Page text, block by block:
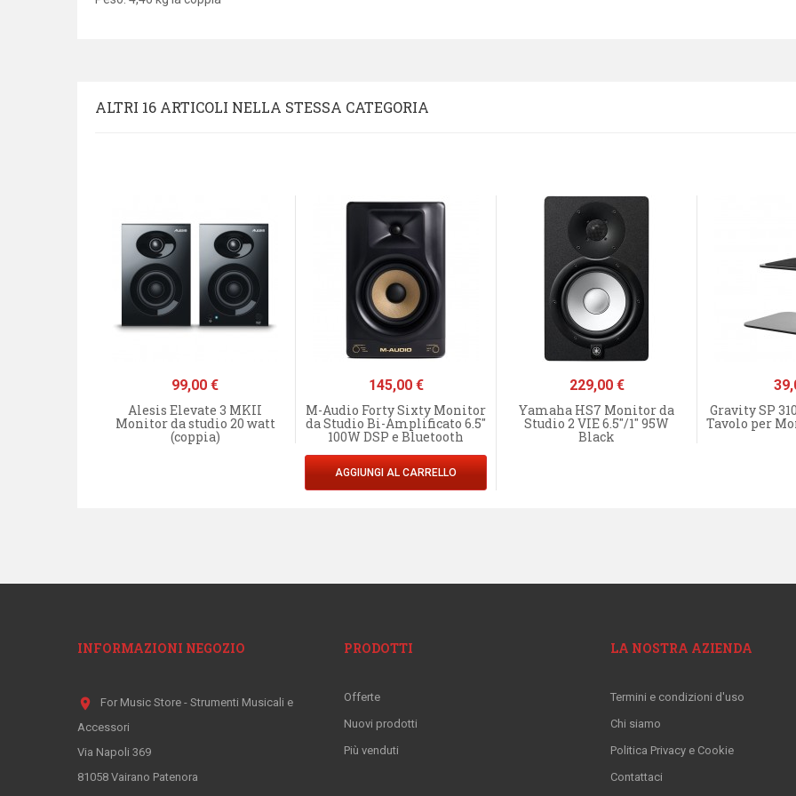
ALTRI 16 ARTICOLI NELLA STESSA CATEGORIA
Prezzo
99,00 €
Alesis Elevate 3 MKII
Monitor da studio 20 watt
(coppia)
Prezzo
145,00 €
M-Audio Forty Sixty Monitor
da Studio Bi-Amplificato 6.5"
100W DSP e Bluetooth
AGGIUNGI AL CARRELLO
Prezzo
229,00 €
Yamaha HS7 Monitor da
Studio 2 VIE 6.5"/1" 95W
Black
Gravity SP
Tavolo per
INFORMAZIONI NEGOZIO
location_on
For Music Store - Strumenti Musicali e
Accessori
Via Napoli 369
81058 Vairano Patenora
PRODOTTI
Offerte
Nuovi prodotti
Più venduti
LA NOSTRA AZIENDA
Termini e condizioni d'uso
Chi siamo
Politica Privacy e Cookie
Contattaci